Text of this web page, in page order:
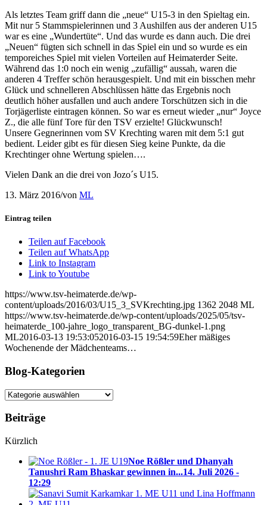
Als letztes Team griff dann die „neue“ U15-3 in den Spieltag ein.
Mit nur 5 Stammspielerinnen und 3 Aushilfen aus der anderen U15
war es eine „Wundertüte“. Und das wurde es dann auch. Die drei
„Neuen“ fügten sich schnell in das Spiel ein und so wurde es ein
temporeiches Spiel mit vielen Vorteilen auf Heimaterder Seite.
Während das 1:0 noch ein wenig „zufällig“ aussah, waren die
anderen 4 Treffer schön herausgespielt. Und mit ein bisschen mehr
Glück und schnelleren Abschlüssen hätte das Ergebnis noch
deutlich höher ausfallen und auch andere Torschützen sich in die
Torjägerliste eintragen können. So war es erneut wieder „nur“ Joyce
Z., die alle fünf Tore für den TSV erzielte! Glückwunsch!
Unsere Gegnerinnen vom SV Krechting waren mit dem 5:1 gut
bedient. Leider gibt es für diesen Sieg keine Punkte, da die
Krechtinger ohne Wertung spielen….
Vielen Dank an die drei von Jozo´s U15.
13. März 2016/von ML
Eintrag teilen
Teilen auf Facebook
Teilen auf WhatsApp
Link to Instagram
Link to Youtube
https://www.tsv-heimaterde.de/wp-
content/uploads/2016/03/U15_3_SVKrechting.jpg 1362 2048 ML
https://www.tsv-heimaterde.de/wp-content/uploads/2025/05/tsv-
heimaterde_100-jahre_logo_transparent_BG-dunkel-1.png
ML2016-03-13 19:53:052016-03-15 19:54:59Eher mäßiges
Wochenende der Mädchenteams…
Blog-Kategorien
Blog-
Beiträge
Kürzlich
Noe Rößler und Dhanyah
Tanushri Ram Bhaskar gewinnen in...14. Juli 2026 -
12:29